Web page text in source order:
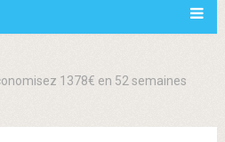
1378€ en 52 semaines